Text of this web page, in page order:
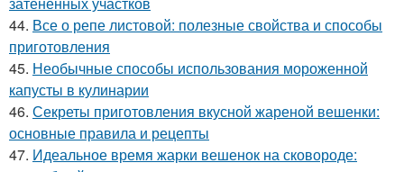
44. Все о репе листовой: полезные свойства и способы
приготовления
45. Необычные способы использования мороженной
капусты в кулинарии
46. Секреты приготовления вкусной жареной вешенки:
основные правила и рецепты
47. Идеальное время жарки вешенок на сковороде: